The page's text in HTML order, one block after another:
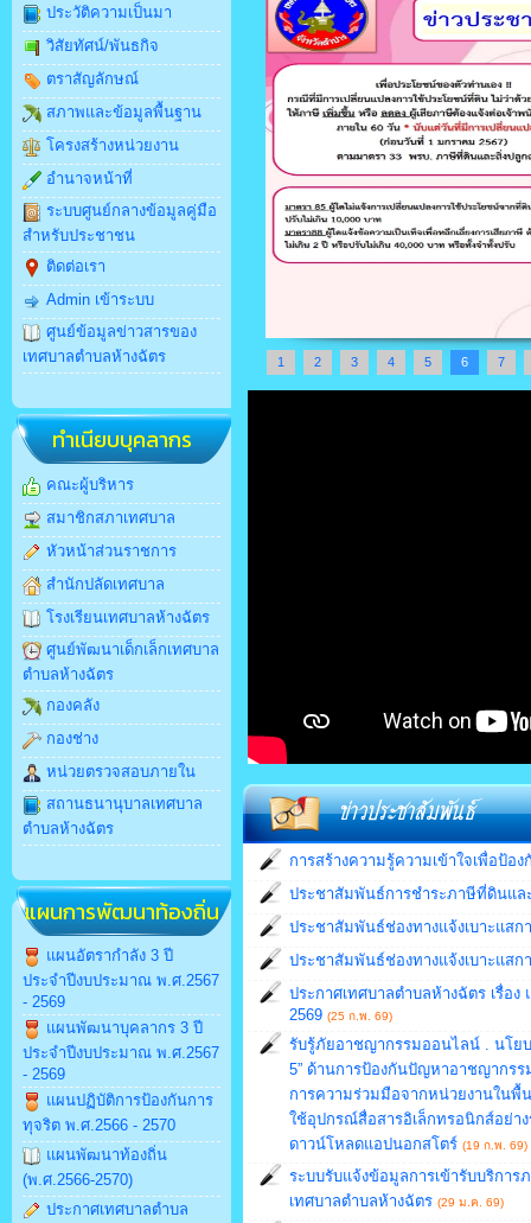
ประวัติความเป็นมา
วิสัยทัศน์/พันธกิจ
ตราสัญลักษณ์
สภาพและข้อมูลพื้นฐาน
โครงสร้างหน่วยงาน
อำนาจหน้าที่
ระบบศูนย์กลางข้อมูลคู่มือ
สำหรับประชาชน
ติดต่อเรา
Admin เข้าระบบ
ศูนย์ข้อมูลข่าวสารของ
เทศบาลตำบลห้างฉัตร
ทำเนียบบุคลากร
คณะผู้บริหาร
สมาชิกสภาเทศบาล
หัวหน้าส่วนราชการ
สำนักปลัดเทศบาล
โรงเรียนเทศบาลห้างฉัตร
ศูนย์พัฒนาเด็กเล็กเทศบาล
ตำบลห้างฉัตร
กองคลัง
กองช่าง
หน่วยตรวจสอบภายใน
สถานธนานุบาลเทศบาล
ตำบลห้างฉัตร
แผนการพัฒนาท้องถิ่น
แผนอัตรากำลัง 3 ปี
ประจำปีงบประมาณ พ.ศ.2567
- 2569
แผนพัฒนาบุคลากร 3 ปี
ประจำปีงบประมาณ พ.ศ.2567
- 2569
แผนปฏิบัติการป้องกันการ
ทุจริต พ.ศ.2566 - 2570
แผนพัฒนาท้องถิ่น
(พ.ศ.2566-2570)
ประกาศเทศบาลตำบล
1 2 3 4 5 6 7
การสร้างความรู้ความเข้าใจเพื่อป้อ
ประชาสัมพันธ์การชำระภาษีที่ดินแล
ประชาสัมพันธ์ช่องทางแจ้งเบาะแส
ประชาสัมพันธ์ช่องทางแจ้งเบาะแส
ประกาศเทศบาลตำบลห้างฉัตร เรื่อ
2569 (25 ก.พ. 69)
รับรู้ภัยอาชญากรรมออนไลน์ . นโย
5” ด้านการป้องกันปัญหาอาชญากรร
การความร่วมมือจากหน่วยงานในพื้
ใช้อุปกรณ์สื่อสารอิเล็กทรอนิกส์อย่า
ดาวน์โหลดแอปนอกสโตร์ (19 ก.พ. 69)
ระบบรับแจ้งข้อมูลการเข้ารับบริการ
เทศบาลตำบลห้างฉัตร (29 ม.ค. 69)